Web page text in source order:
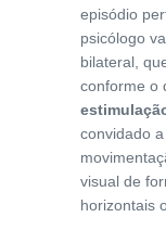
episódio
psicólogo
bilateral,
conforme o
convidado
visual de
horizontais